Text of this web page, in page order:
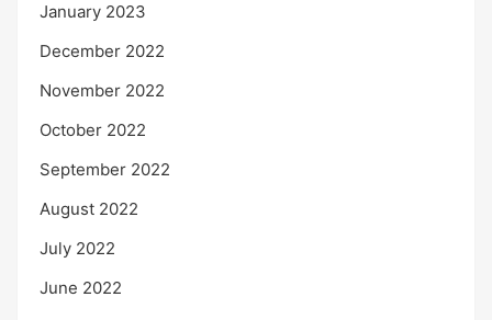
January 2023
December 2022
November 2022
October 2022
September 2022
August 2022
July 2022
June 2022